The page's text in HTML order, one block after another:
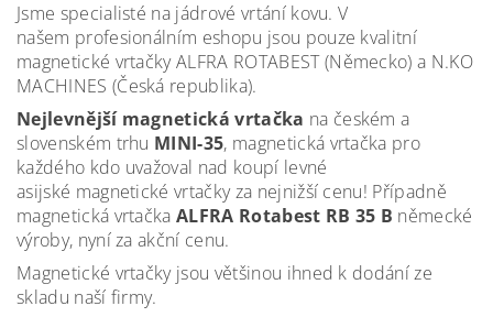
Jsme specialisté na jádrové vrtání kovu. V
našem profesionálním eshopu jsou pouze kvalitní
magnetické vrtačky ALFRA ROTABEST (Německo) a N.KO
MACHINES (Česká republika).
Nejlevnější magnetická vrtačka na českém a
slovenském trhu MINI-35, magnetická vrtačka pro
každého kdo uvažoval nad koupí levné
asijské magnetické vrtačky za nejnižší cenu! Případně
magnetická vrtačkaALFRA Rotabest RB 35 B německé
výroby, nyní za akční cenu.
Magnetické vrtačky jsou většinou ihned k dodání ze
skladu naší firmy.